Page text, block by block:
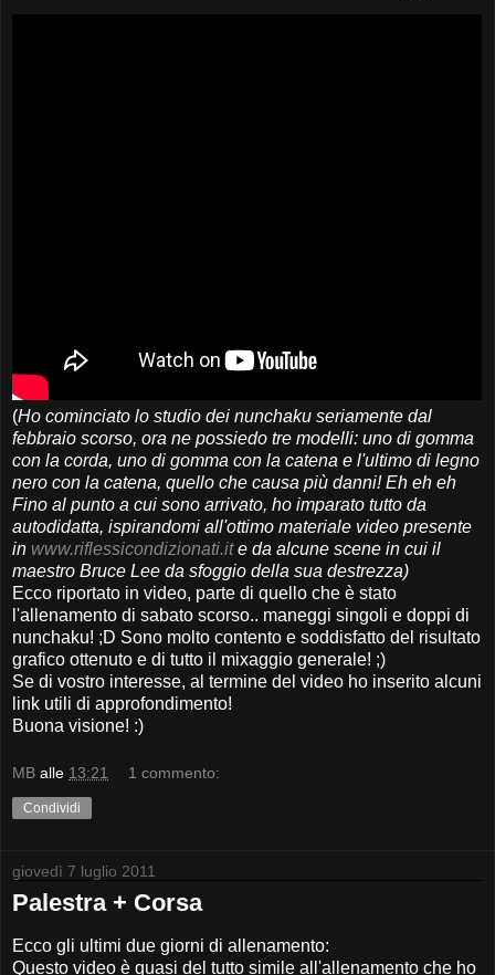
(Ho cominciato lo studio dei nunchaku seriamente dal
febbraio scorso, ora ne possiedo tre modelli: uno di gomma
con la corda, uno di gomma con la catena e l'ultimo di legno
nero con la catena, quello che causa più danni! Eh eh eh
Fino al punto a cui sono arrivato, ho imparato tutto da
autodidatta, ispirandomi all'ottimo materiale video presente
in www.riflessicondizionati.ite da alcune scene in cui il
maestro Bruce Lee da sfoggio della sua destrezza)
Ecco riportato in video, parte di quello che è stato
l'allenamento di sabato scorso.. maneggi singoli e doppi di
nunchaku! ;D Sono molto contento e soddisfatto del risultato
grafico ottenuto e di tutto il mixaggio generale! ;)
Se di vostro interesse, al termine del video ho inserito alcuni
link utili di approfondimento!
Buona visione! :)
MB alle 13:21 1 commento:
Condividi
giovedì 7 luglio 2011
Palestra + Corsa
Ecco gli ultimi due giorni di allenamento:
Questo video è quasi del tutto simile all'allenamento che ho